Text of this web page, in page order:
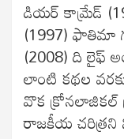
డియర్ కామ్రేడ్
(1997) ఫాతిమా
(2008) ది లైఫ్
లాంటి కథల
వొక
రాజకీయ చరిత్రని